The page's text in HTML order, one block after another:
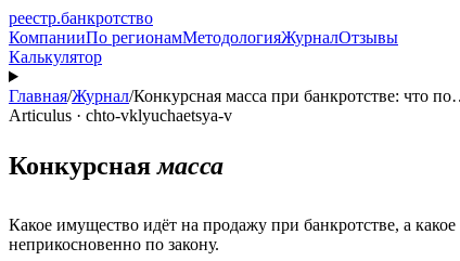
реестр.банкротство
КомпанииПо регионамМетодологияЖурналОтзывы
Калькулятор
Главная/Журнал/Конкурсная масса при банкротстве: что
Articulus · chto-vklyuchaetsya-v
Конкурснаямасса
Какое имущество идёт на продажу при банкротстве, а какое
неприкосновенно по закону.